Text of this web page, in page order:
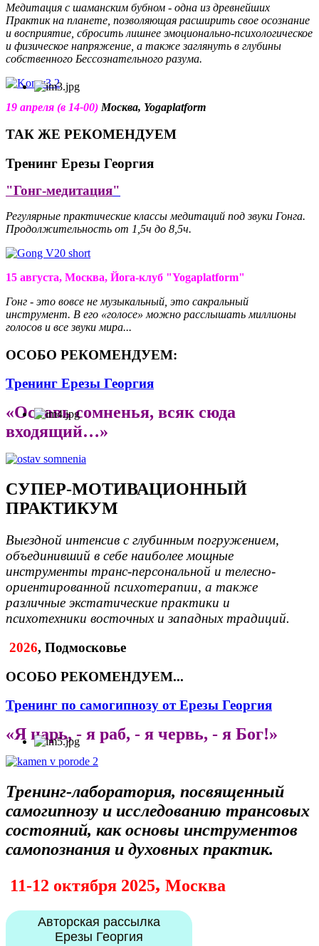
Медитация с шаманским бубном - одна из древнейших
Практик на планете, позволяющая расширить свое осознание
и восприятие, сбросить лишнее эмоционально-психологическое
и физическое напряжение, а также заглянуть в глубины
собственного Бессознательного разума.
19 апреля (в 14-00) Москва, Yogaplatform
ТАК ЖЕ РЕКОМЕНДУЕМ
Тренинг Ерезы Георгия
"Гонг-медитация"
Регулярные практические классы медитаций под звуки Гонга.
Продолжительность от 1,5ч до 8,5ч.
15 августа, Москва, Йога-клуб "Yogaplatform"
Гонг - это вовсе не музыкальный, это сакральный
инструмент. В его «голосе» можно расслышать миллионы
голосов и все звуки мира...
ОСОБО РЕКОМЕНДУЕМ:
Тренинг Ерезы Георгия
«Оставь сомненья, всяк сюда
входящий…»
СУПЕР-МОТИВАЦИОННЫЙ
ПРАКТИКУМ
Выездной интенсив с глубинным погружением,
объединивший в себе наиболее мощные
инструменты транс-персональной и телесно-
ориентированной психотерапии, а также
различные экстатические практики и
психотехники восточных и западных традиций.
2026, Подмосковье
ОСОБО РЕКОМЕНДУЕМ...
Тренинг по самогипнозу от Ерезы Георгия
«Я царь, - я раб, - я червь, - я Бог!»
Тренинг-лаборатория, посвященный
самогипнозу и исследованию трансовых
состояний, как основы инструментов
самопознания и духовных практик.
11-12 октября 2025, Москва
Авторская рассылка
Ерезы Георгия